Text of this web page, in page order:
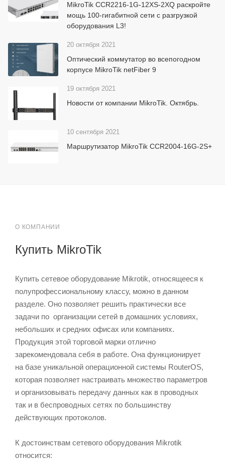
MikroTik CCR2216-1G-12XS-2XQ раскройте
мощь 100-гигабитной сети с разгрузкой
оборудования L3!
20 октября 2021
Оптический коммутатор во всепогодном
корпусе MikroTik netFiber 9
19 октября 2021
Новости от компании MikroTik. Октябрь.
10 сентября 2021
Маршрутизатор MikroTik CCR2004-16G-2S+
О КОМПАНИИ
Купить MikroTik
Купить сетевое оборудование Mikrotik, относящееся к
полупрофессиональному классу, можно в данном
разделе. Оно позволяет решить практически все
задачи по организации сетей в домашних условиях,
небольших и средних офисах или компаниях.
Продукция этой торговой марки отлично
зарекомендовала себя в работе. Она функционирует
на базе уникальной операционной системы RouterOS,
которая позволяет настраивать множество параметров
и организовывать передачу данных как в проводных
так и в беспроводных сетях по большинству
действующих протоколов.
К достоинствам сетевого оборудования Mikrotik
относится: